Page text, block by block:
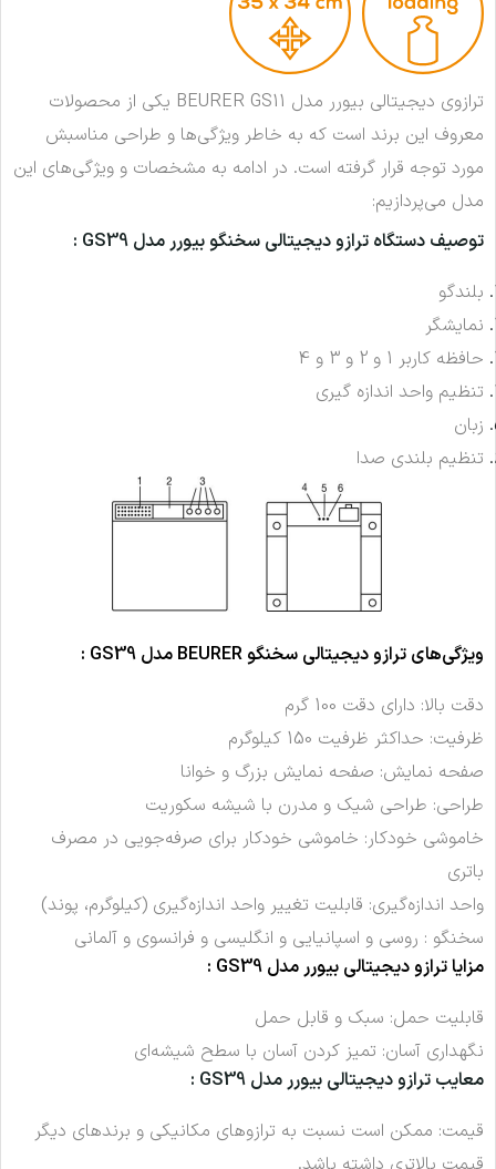
ترازوی دیجیتالی بیورر مدل BEURER GS11 یکی از محصولات
معروف این برند است که به خاطر ویژگی‌ها و طراحی مناسبش
مورد توجه قرار گرفته است. در ادامه به مشخصات و ویژگی‌های این
مدل می‌پردازیم:
توصیف دستگاه ترازو دیجیتالی سخنگو بیورر مدل GS39 :
بلندگو
نمایشگر
حافظه کاربر 1 و 2 و 3 و 4
تنظیم واحد اندازه گیری
زبان
تنظیم بلندی صدا
ویژگی‌های ترازو دیجیتالی سخنگو BEURER مدل GS39 :
دقت بالا: دارای دقت 100 گرم
ظرفیت: حداکثر ظرفیت 150 کیلوگرم
صفحه نمایش: صفحه نمایش بزرگ و خوانا
طراحی: طراحی شیک و مدرن با شیشه سکوریت
خاموشی خودکار: خاموشی خودکار برای صرفه‌جویی در مصرف
باتری
واحد اندازه‌گیری: قابلیت تغییر واحد اندازه‌گیری (کیلوگرم، پوند)
سخنگو : روسی و اسپانیایی و انگلیسی و فرانسوی و آلمانی
مزایا ترازو دیجیتالی بیورر مدل GS39 :
قابلیت حمل: سبک و قابل حمل
نگهداری آسان: تمیز کردن آسان با سطح شیشه‌ای
معایب ترازو دیجیتالی بیورر مدل GS39
:
قیمت: ممکن است نسبت به ترازوهای مکانیکی و برندهای دیگر